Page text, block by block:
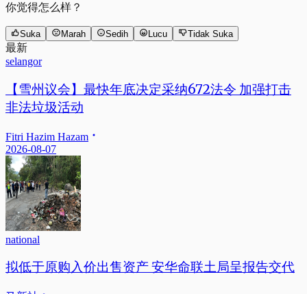
你觉得怎么样？
Suka Marah Sedih Lucu Tidak Suka
最新
selangor
【雪州议会】最快年底决定采纳672法令 加强打击
非法垃圾活动
Fitri Hazim Hazam
2026-08-07
national
拟低于原购入价出售资产 安华命联土局呈报告交代